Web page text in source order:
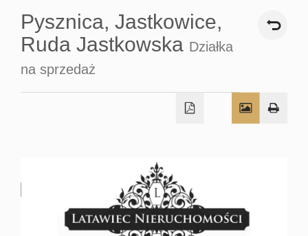
Pysznica, Jastkowice,
Ruda Jastkowska Działka
na sprzedaż